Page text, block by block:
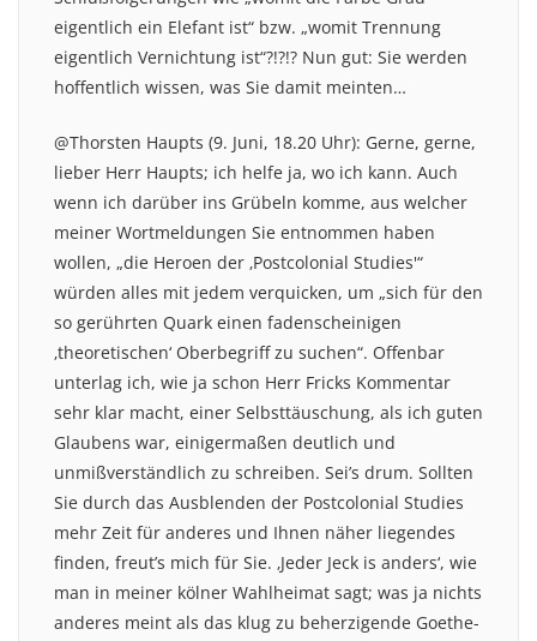
eigentlich ein Elefant ist“ bzw. „womit Trennung
eigentlich Vernichtung ist“?!?!? Nun gut: Sie werden
hoffentlich wissen, was Sie damit meinten…
@Thorsten Haupts (9. Juni, 18.20 Uhr): Gerne, gerne,
lieber Herr Haupts; ich helfe ja, wo ich kann. Auch
wenn ich darüber ins Grübeln komme, aus welcher
meiner Wortmeldungen Sie entnommen haben
wollen, „die Heroen der ‚Postcolonial Studies'“
würden alles mit jedem verquicken, um „sich für den
so gerührten Quark einen fadenscheinigen
‚theoretischen‘ Oberbegriff zu suchen“. Offenbar
unterlag ich, wie ja schon Herr Fricks Kommentar
sehr klar macht, einer Selbsttäuschung, als ich guten
Glaubens war, einigermaßen deutlich und
unmißverständlich zu schreiben. Sei’s drum. Sollten
Sie durch das Ausblenden der Postcolonial Studies
mehr Zeit für anderes und Ihnen näher liegendes
finden, freut’s mich für Sie. ‚Jeder Jeck is anders‘, wie
man in meiner kölner Wahlheimat sagt; was ja nichts
anderes meint als das klug zu beherzigende Goethe-